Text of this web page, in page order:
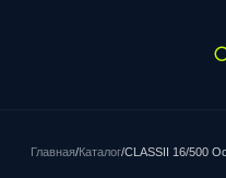
Главная/Каталог/CLASSII 16/500